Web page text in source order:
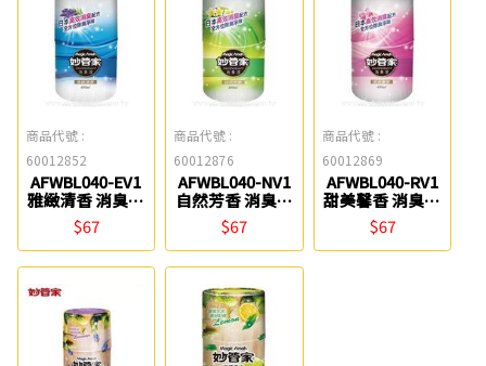
商品代號 :
60012852
AFWBL040-EV1
雅緻清香 消臭液
妙管家
$67
商品代號 :
60012876
AFWBL040-NV1
自然芳香 消臭液
妙管家
$67
商品代號 :
60012869
AFWBL040-RV1
甜美馨香 消臭液
妙管家
$67